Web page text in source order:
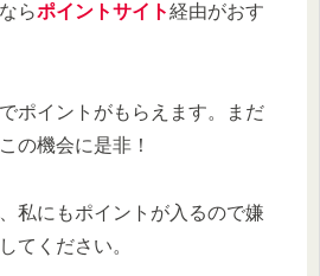
らポイントサイト経由がおす
ポイントがもらえます。まだ
の機会に是非！
私にもポイントが入るので嫌
てください。